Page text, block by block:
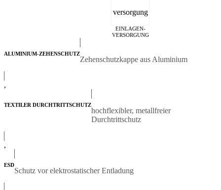
EINLAGEN­
VERSORGUNG
ALUMINIUM-ZEHENSCHUTZ
Zehenschutzkappe aus Aluminium
,
TEXTILER DURCHTRITTSCHUTZ
hochflexibler, metallfreier
Durchtrittschutz
,
ESD
Schutz vor elektrostatischer Entladung